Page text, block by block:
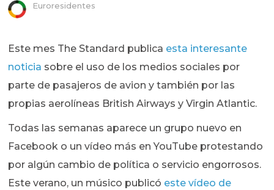
Euroresidentes
Este mes The Standard publica esta interesante
noticia sobre el uso de los medios sociales por
parte de pasajeros de avion y también por las
propias aerolíneas British Airways y Virgin Atlantic.
Todas las semanas aparece un grupo nuevo en
Facebook o un vídeo más en YouTube protestando
por algún cambio de política o servicio engorrosos.
Este verano, un músico publicó este vídeo de